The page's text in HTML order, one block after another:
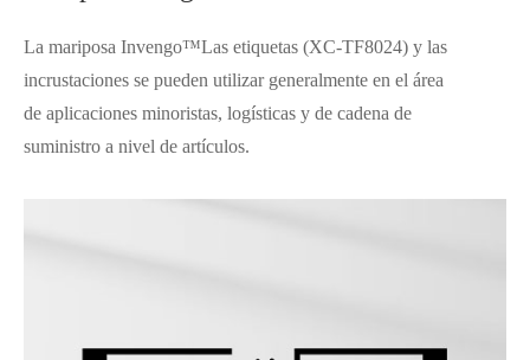
La mariposa Invengo™Las etiquetas (XC-TF8024) y las
incrustaciones se pueden utilizar generalmente en el área
de aplicaciones minoristas, logísticas y de cadena de
suministro a nivel de artículos.